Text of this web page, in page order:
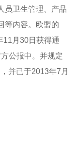
员卫生管理、产品
等内容。欧盟的
11月30日获得通
公报中。并规定
并已于2013年7月